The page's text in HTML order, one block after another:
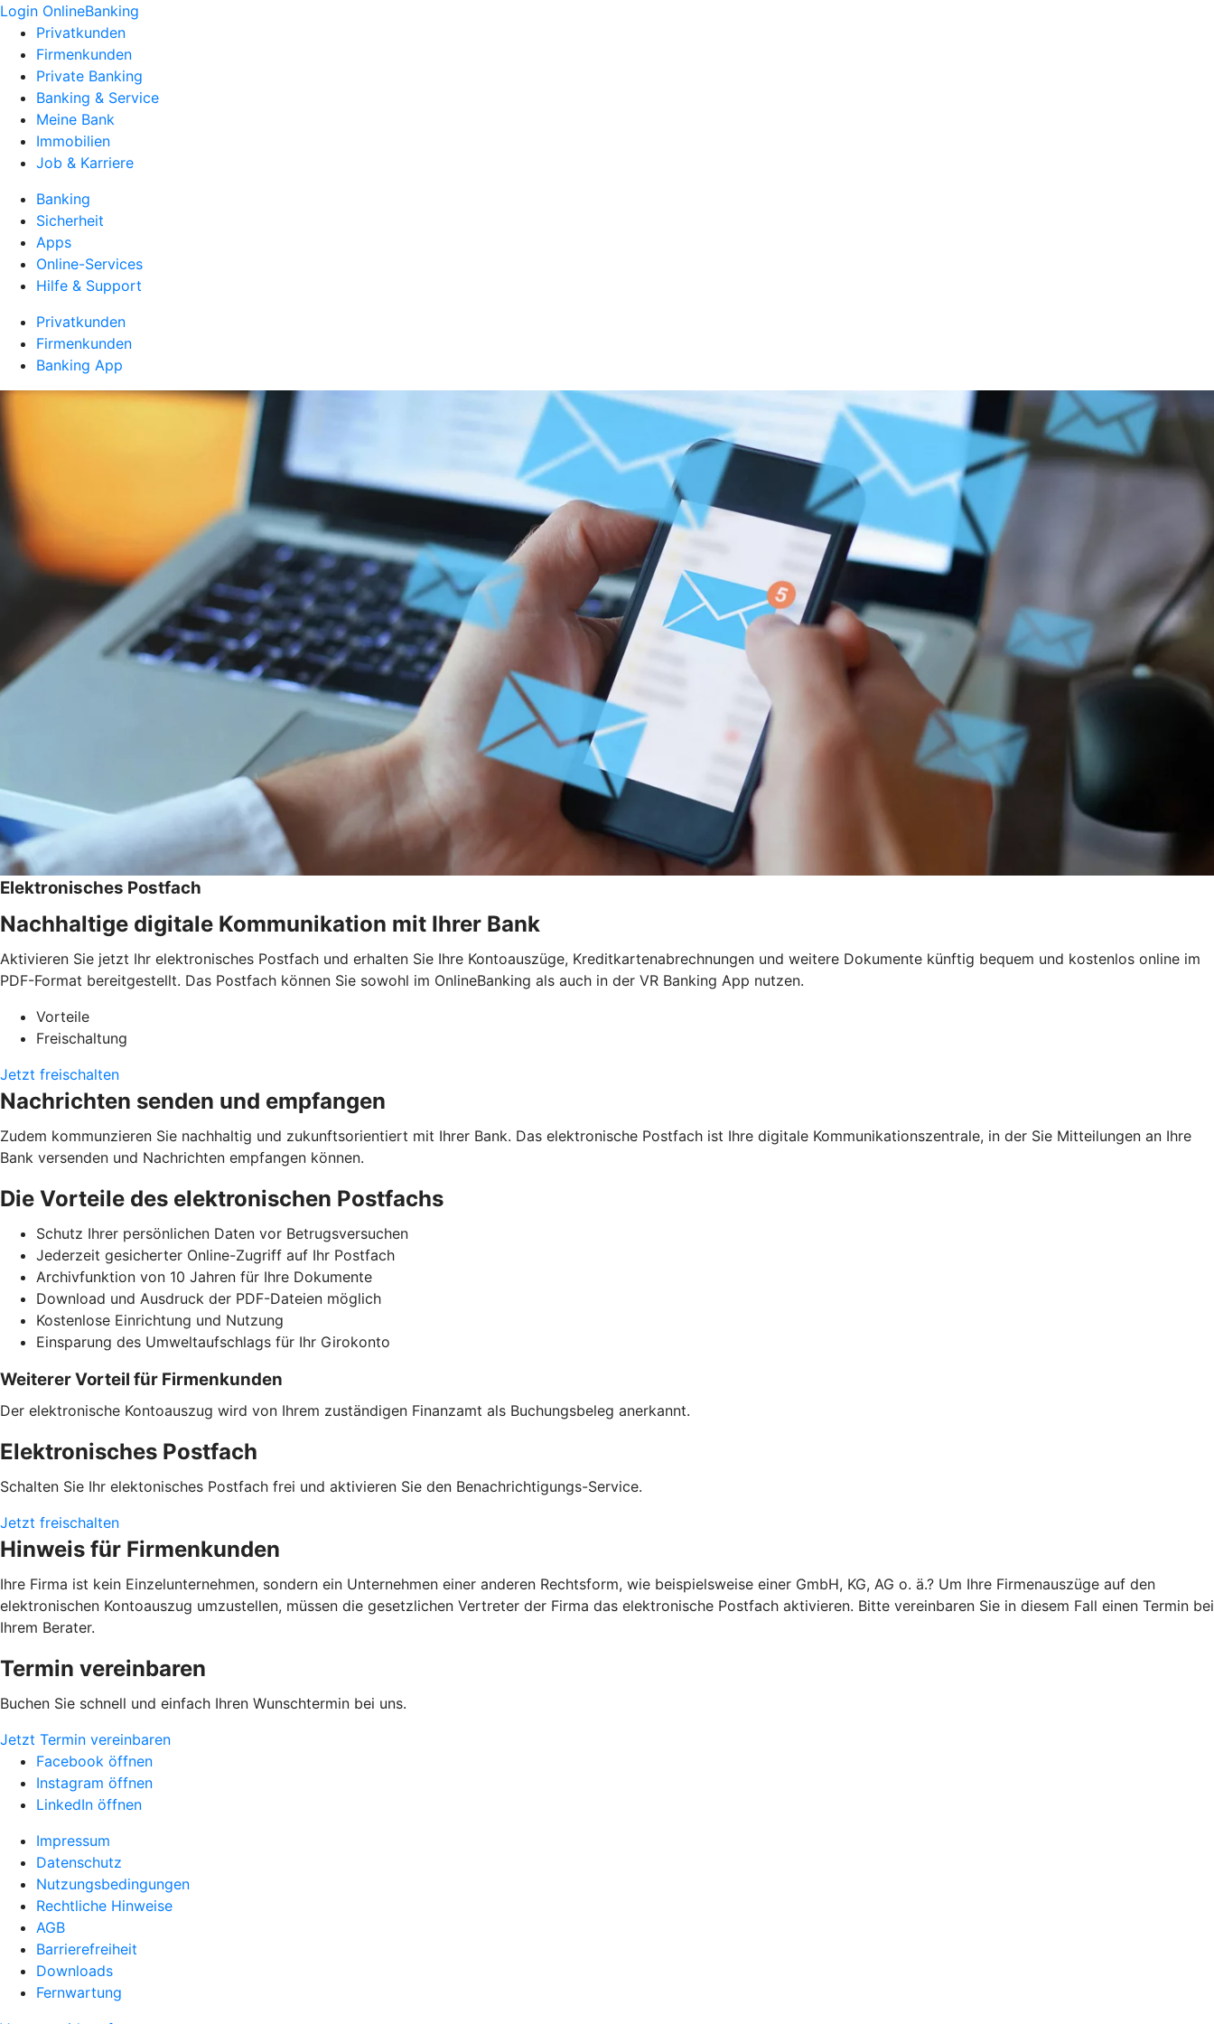
Login OnlineBanking
Privatkunden
Firmenkunden
Private Banking
Banking & Service
Meine Bank
Immobilien
Job & Karriere
Banking
Sicherheit
Apps
Online-Services
Hilfe & Support
Privatkunden
Firmenkunden
Banking App
Elektronisches Postfach
Nachhaltige digitale Kommunikation mit Ihrer Bank
Aktivieren Sie jetzt Ihr elektronisches Postfach und erhalten Sie Ihre Kontoauszüge, Kreditkartenabrechnungen und weitere Dokumente künftig bequem und kostenlos online im
PDF-Format bereitgestellt. Das Postfach können Sie sowohl im OnlineBanking als auch in der VR Banking App nutzen.
Vorteile
Freischaltung
Jetzt freischalten
Nachrichten senden und empfangen
Zudem kommunzieren Sie nachhaltig und zukunftsorientiert mit Ihrer Bank. Das elektronische Postfach ist Ihre digitale Kommunikationszentrale, in der Sie Mitteilungen an Ihre
Bank versenden und Nachrichten empfangen können.
Die Vorteile des elektronischen Postfachs
Schutz Ihrer persönlichen Daten vor Betrugsversuchen
Jederzeit gesicherter Online-Zugriff auf Ihr Postfach
Archivfunktion von 10 Jahren für Ihre Dokumente
Download und Ausdruck der PDF-Dateien möglich
Kostenlose Einrichtung und Nutzung
Einsparung des Umweltaufschlags für Ihr Girokonto
Weiterer Vorteil für Firmenkunden
Der elektronische Kontoauszug wird von Ihrem zuständigen Finanzamt als Buchungsbeleg anerkannt.
Elektronisches Postfach
Schalten Sie Ihr elektonisches Postfach frei und aktivieren Sie den Benachrichtigungs-Service.
Jetzt freischalten
Hinweis für Firmenkunden
Ihre Firma ist kein Einzelunternehmen, sondern ein Unternehmen einer anderen Rechtsform, wie beispielsweise einer GmbH, KG, AG o. ä.? Um Ihre Firmenauszüge auf den
elektronischen Kontoauszug umzustellen, müssen die gesetzlichen Vertreter der Firma das elektronische Postfach aktivieren. Bitte vereinbaren Sie in diesem Fall einen Termin bei
Ihrem Berater.
Termin vereinbaren
Buchen Sie schnell und einfach Ihren Wunschtermin bei uns.
Jetzt Termin vereinbaren
Facebook öffnen
Instagram öffnen
LinkedIn öffnen
Impressum
Datenschutz
Nutzungsbedingungen
Rechtliche Hinweise
AGB
Barrierefreiheit
Downloads
Fernwartung